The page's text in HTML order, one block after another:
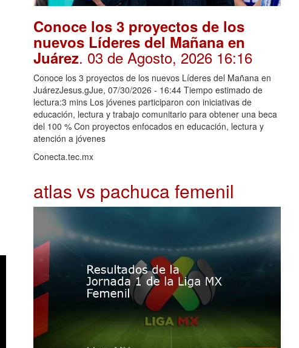
Conoce los 3 proyectos de los
nuevos Líderes del Mañana en
Juárez. 03 de Agosto, 2026 16:16
Conoce los 3 proyectos de los nuevos Líderes del Mañana en
JuárezJesus.gJue, 07/30/2026 - 16:44 Tiempo estimado de
lectura:3 mins Los jóvenes participaron con iniciativas de
educación, lectura y trabajo comunitario para obtener una beca
del 100 % Con proyectos enfocados en educación, lectura y
atención a jóvenes
Conecta.tec.mx
atlas vs pachuca femenil